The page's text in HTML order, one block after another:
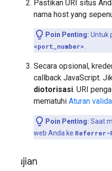
Pastikan URI situs
nama host yang
Poin Penting: Untuk
<port_number>
Secara opsional,
callback JavaScript.
diotorisasi. URI
mematuhi Aturan
Poin Penting: Saat
web Anda ke Referrer-
Pengujian